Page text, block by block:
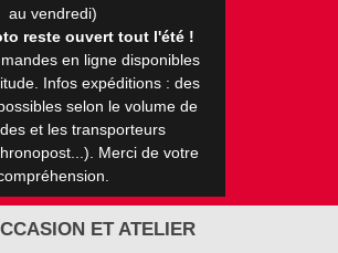
au vendredi)
reste ouvert tout l'été !
en ligne disponibles
Infos expéditions : des
selon le volume de
et les transporteurs
Merci de votre
ET ATELIER